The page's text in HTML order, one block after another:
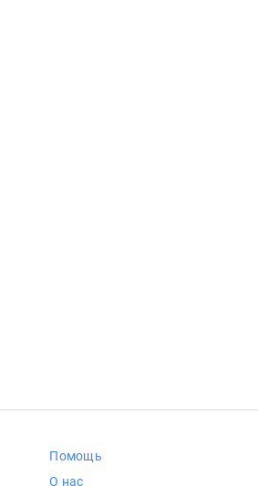
Помощь
О нас